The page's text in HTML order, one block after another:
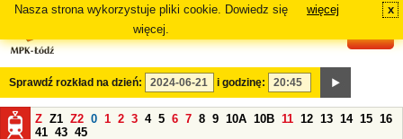
Nasza strona wykorzystuje pliki cookie. Dowiedz się
więcej.
więcej x
Sprawdź rozkład na dzień: i godzinę:
Z Z1 Z2 0 1 2 3 4 5 6 7 8 9 10A 10B 11 12 13 14 15 16
41 43 45